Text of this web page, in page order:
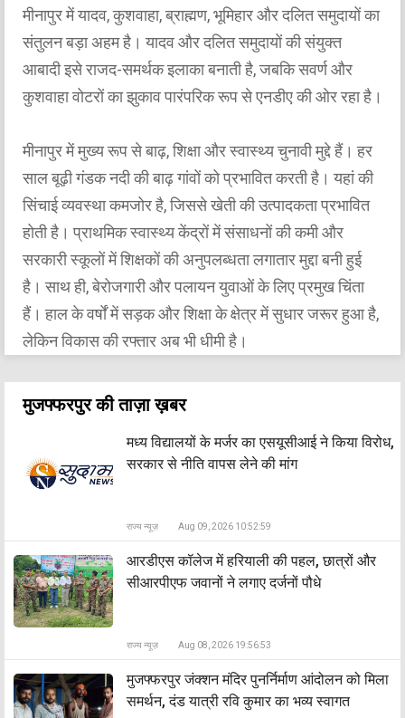
मीनापुर में यादव, कुशवाहा, ब्राह्मण, भूमिहार और दलित समुदायों का
संतुलन बड़ा अहम है। यादव और दलित समुदायों की संयुक्त
आबादी इसे राजद-समर्थक इलाका बनाती है, जबकि सवर्ण और
कुशवाहा वोटरों का झुकाव पारंपरिक रूप से एनडीए की ओर रहा है।
मीनापुर में मुख्य रूप से बाढ़, शिक्षा और स्वास्थ्य चुनावी मुद्दे हैं। हर
साल बूढ़ी गंडक नदी की बाढ़ गांवों को प्रभावित करती है। यहां की
सिंचाई व्यवस्था कमजोर है, जिससे खेती की उत्पादकता प्रभावित
होती है। प्राथमिक स्वास्थ्य केंद्रों में संसाधनों की कमी और
सरकारी स्कूलों में शिक्षकों की अनुपलब्धता लगातार मुद्दा बनी हुई
है। साथ ही, बेरोजगारी और पलायन युवाओं के लिए प्रमुख चिंता
हैं। हाल के वर्षों में सड़क और शिक्षा के क्षेत्र में सुधार जरूर हुआ है,
लेकिन विकास की रफ्तार अब भी धीमी है।
मुजफ्फरपुर की ताज़ा ख़बर
मध्य विद्यालयों के मर्जर का एसयूसीआई ने किया विरोध,
सरकार से नीति वापस लेने की मांग
राज्य न्यूज़ Aug 09, 2026 10:52:59
आरडीएस कॉलेज में हरियाली की पहल, छात्रों और
सीआरपीएफ जवानों ने लगाए दर्जनों पौधे
राज्य न्यूज़ Aug 08, 2026 19:56:53
मुजफ्फरपुर जंक्शन मंदिर पुनर्निर्माण आंदोलन को मिला
समर्थन, दंड यात्री रवि कुमार का भव्य स्वागत